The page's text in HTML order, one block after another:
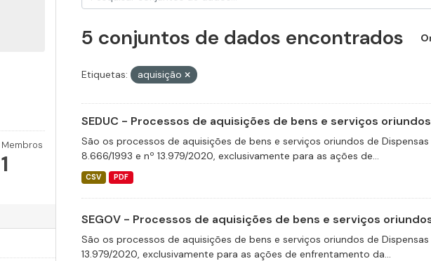
Membros
1
5 conjuntos de dados encontrados
Etiquetas: aquisição
SEDUC - Processos de aquisições de bens e serviços
São os processos de aquisições de bens e serviços oriundos de
8.666/1993 e nº 13.979/2020, exclusivamente para as ações de...
CSV PDF
SEGOV - Processos de aquisições de bens e serviços
São os processos de aquisições de bens e serviços oriundos de
13.979/2020, exclusivamente para as ações de enfrentamento da...